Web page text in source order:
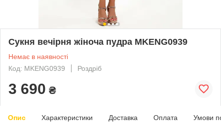
Сукня вечірня жіноча пудра MKENG0939
Немає в наявності
Код: MKENG0939
Роздріб
3 690 ₴
Опис Характеристики Доставка Оплата Умови